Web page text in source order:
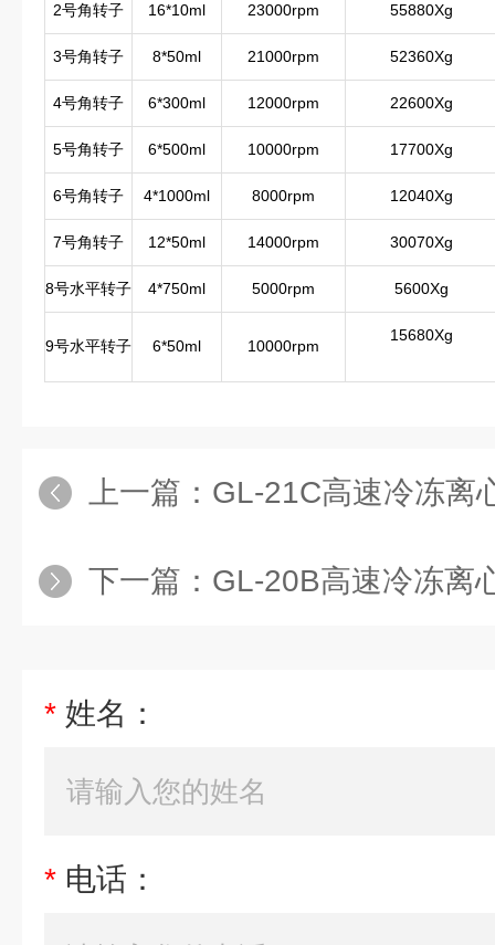
2号角转子 16*10ml 23000rpm 55880Xg
3号角转子 8*50ml 21000rpm 52360Xg
4号角转子 6*300ml 12000rpm 22600Xg
5号角转子 6*500ml 10000rpm 17700Xg
6号角转子 4*1000ml 8000rpm 12040Xg
7号角转子 12*50ml 14000rpm 30070Xg
8号水平转子 4*750ml 5000rpm 5600Xg
9号水平转子 6*50ml 10000rpm
15680Xg
上一篇： GL-21C高速冷冻离
下一篇： GL-20B高速冷冻离
* 姓名：
* 电话：